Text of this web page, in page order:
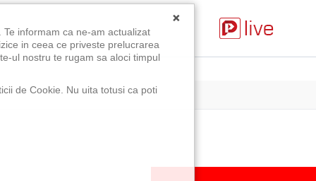
×
informam ca ne-am actualizat
in ceea ce priveste prelucrarea
ul nostru te rugam sa aloci timpul
de Cookie. Nu uita totusi ca poti